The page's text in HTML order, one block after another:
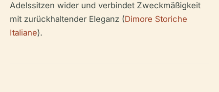
Adelssitzen wider und verbindet Zweckmäßigkeit
mit zurückhaltender Eleganz (Dimore Storiche
Italiane).